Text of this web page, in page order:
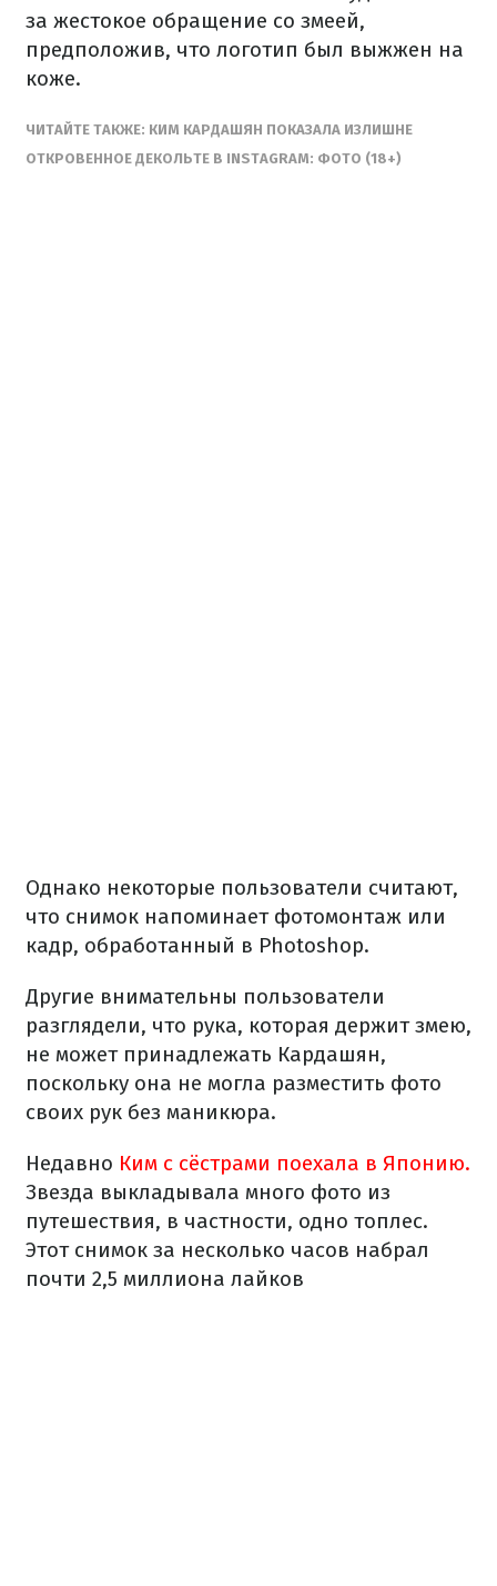
за жестокое обращение со змеей,
предположив, что логотип был выжжен на
коже.
ЧИТАЙТЕ ТАКЖЕ: КИМ КАРДАШЯН ПОКАЗАЛА ИЗЛИШНЕ
ОТКРОВЕННОЕ ДЕКОЛЬТЕ В INSTAGRAM: ФОТО (18+)
Однако некоторые пользователи считают,
что снимок напоминает фотомонтаж или
кадр, обработанный в Photoshop.
Другие внимательны пользователи
разглядели, что рука, которая держит змею,
не может принадлежать Кардашян,
поскольку она не могла разместить фото
своих рук без маникюра.
Недавно Ким с сёстрами поехала в Японию.
Звезда выкладывала много фото из
путешествия, в частности, одно топлес.
Этот снимок за несколько часов набрал
почти 2,5 миллиона лайков